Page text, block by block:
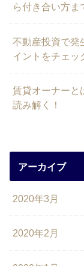
ら付き合い方ま
不動産投資で発
イントをチェッ
賃貸オーナーと
読み解く！
アーカイブ
2020年3月
2020年2月